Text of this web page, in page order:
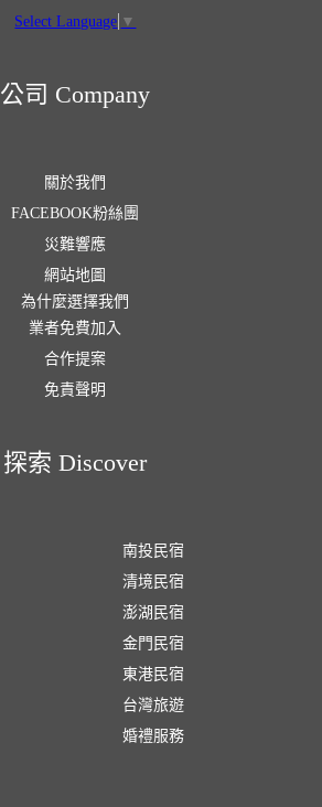
Select Language ▼
公司 Company
關於我們
FACEBOOK粉絲團
災難響應
網站地圖
為什麼選擇我們
業者免費加入
合作提案
免責聲明
探索 Discover
南投民宿
清境民宿
澎湖民宿
金門民宿
東港民宿
台灣旅遊
婚禮服務